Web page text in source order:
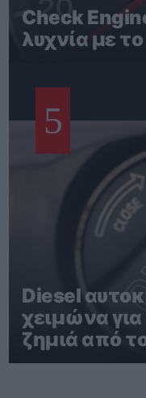
Check
λυχνία με
5
Diesel
χειμώνα
ζημιά από